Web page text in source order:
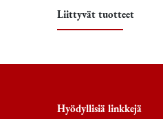
Liittyvät tuotteet
Hyödyllisiä linkkejä